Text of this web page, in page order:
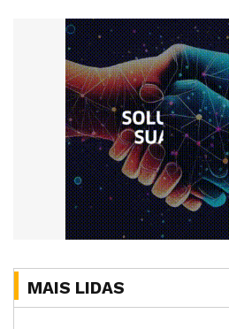
MAIS LIDAS